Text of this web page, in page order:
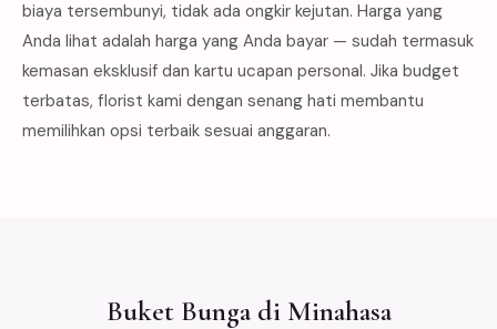
biaya tersembunyi, tidak ada ongkir kejutan. Harga yang
Anda lihat adalah harga yang Anda bayar — sudah termasuk
kemasan eksklusif dan kartu ucapan personal. Jika budget
terbatas, florist kami dengan senang hati membantu
memilihkan opsi terbaik sesuai anggaran.
Buket Bunga di Minahasa